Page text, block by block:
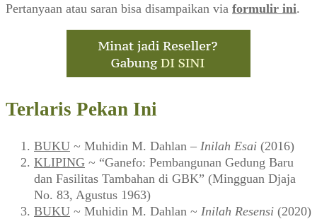
Pertanyaan atau saran bisa disampaikan via formulir ini.
Terlaris Pekan Ini
BUKU ~ Muhidin M. Dahlan – Inilah Esai (2016)
KLIPING ~ “Ganefo: Pembangunan Gedung Baru
dan Fasilitas Tambahan di GBK” (Mingguan Djaja
No. 83, Agustus 1963)
BUKU ~ Muhidin M. Dahlan ~ Inilah Resensi (2020)